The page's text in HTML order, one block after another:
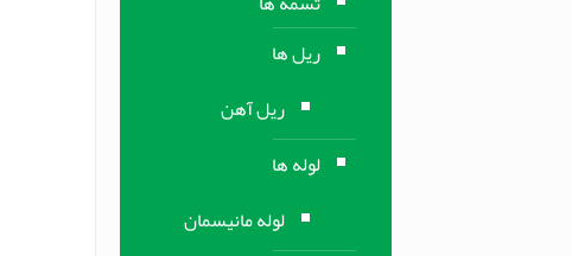
ریل ها
ریل آهن
لوله ها
لوله مانیسمان